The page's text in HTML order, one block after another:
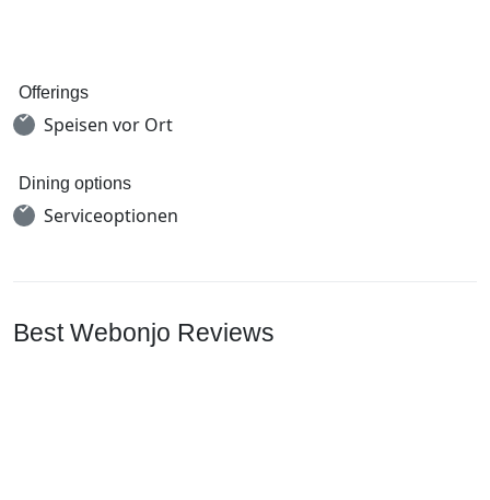
Offerings
Speisen vor Ort
Dining options
Serviceoptionen
Best Webonjo Reviews